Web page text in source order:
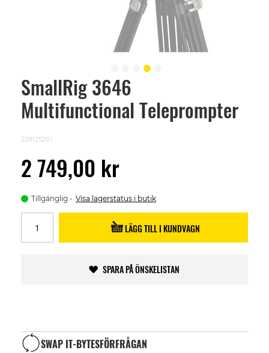
SmallRig 3646
Multifunctional Teleprompter
229125261
2 749,00 kr
Tillgänglig Visa lagerstatus i butik
LÄGG TILL I KUNDVAGN
SPARA PÅ ÖNSKELISTAN
SWAP IT-BYTESFÖRFRÅGAN
Skip
beginning
images